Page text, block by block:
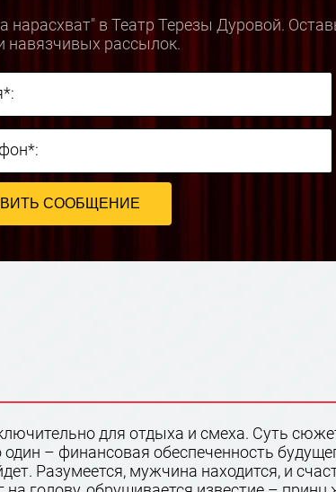
в Театр Терезы Дуровой.
навязчивых рассылок.
для отдыха и смеха. Суть
– финансовая обеспеченность
Разумеется, мужчина находится, и